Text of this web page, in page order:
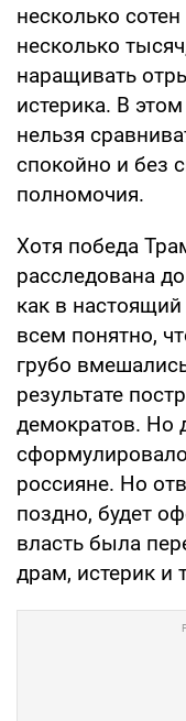
несколько
несколько
наращивать
истерика. В
нельзя
спокойно и без
полномочия.
Хотя победа
расследована
как в
всем понятно,
грубо
результате
демократов. Но
россияне. Но
поздно, будет
власть была
драм, истерик и